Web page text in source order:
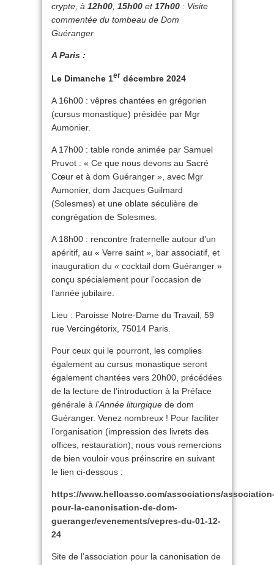
crypte, à 12h00 15h00 et17h00 : Visite
commentée du tombeau de Dom
Guéranger
A Paris :
Le Dimanche 1er décembre 2024
A 16h00 : vêpres chantées en grégorien
(cursus monastique) présidée par Mgr
Aumonier.
A 17h00 : table ronde animée par Samuel
Pruvot : « Ce que nous devons au Sacré
Cœur et à dom Guéranger », avec Mgr
Aumonier, dom Jacques Guilmard
(Solesmes) et une oblate séculière de
congrégation de Solesmes.
A 18h00 : rencontre fraternelle autour d’un
apéritif, au « Verre saint », bar associatif, et
inauguration du « cocktail dom Guéranger »
conçu spécialement pour l’occasion de
l’année jubilaire.
Lieu : Paroisse Notre-Dame du Travail, 59
rue Vercingétorix, 75014 Paris.
Pour ceux qui le pourront, les complies
également au cursus monastique seront
également chantées vers 20h00, précédées
de la lecture de l’introduction à la Préface
générale à l’Année liturgique de dom
Guéranger. Venez nombreux ! Pour faciliter
l’organisation (impression des livrets des
offices, restauration), nous vous remercions
de bien vouloir vous préinscrire en suivant
le lien ci-dessous :
https://www.helloasso.com/associations/
pour-la-canonisation-de-dom-
gueranger/evenements/vepres-du-01-12-
24
Site de l’association pour la canonisation de